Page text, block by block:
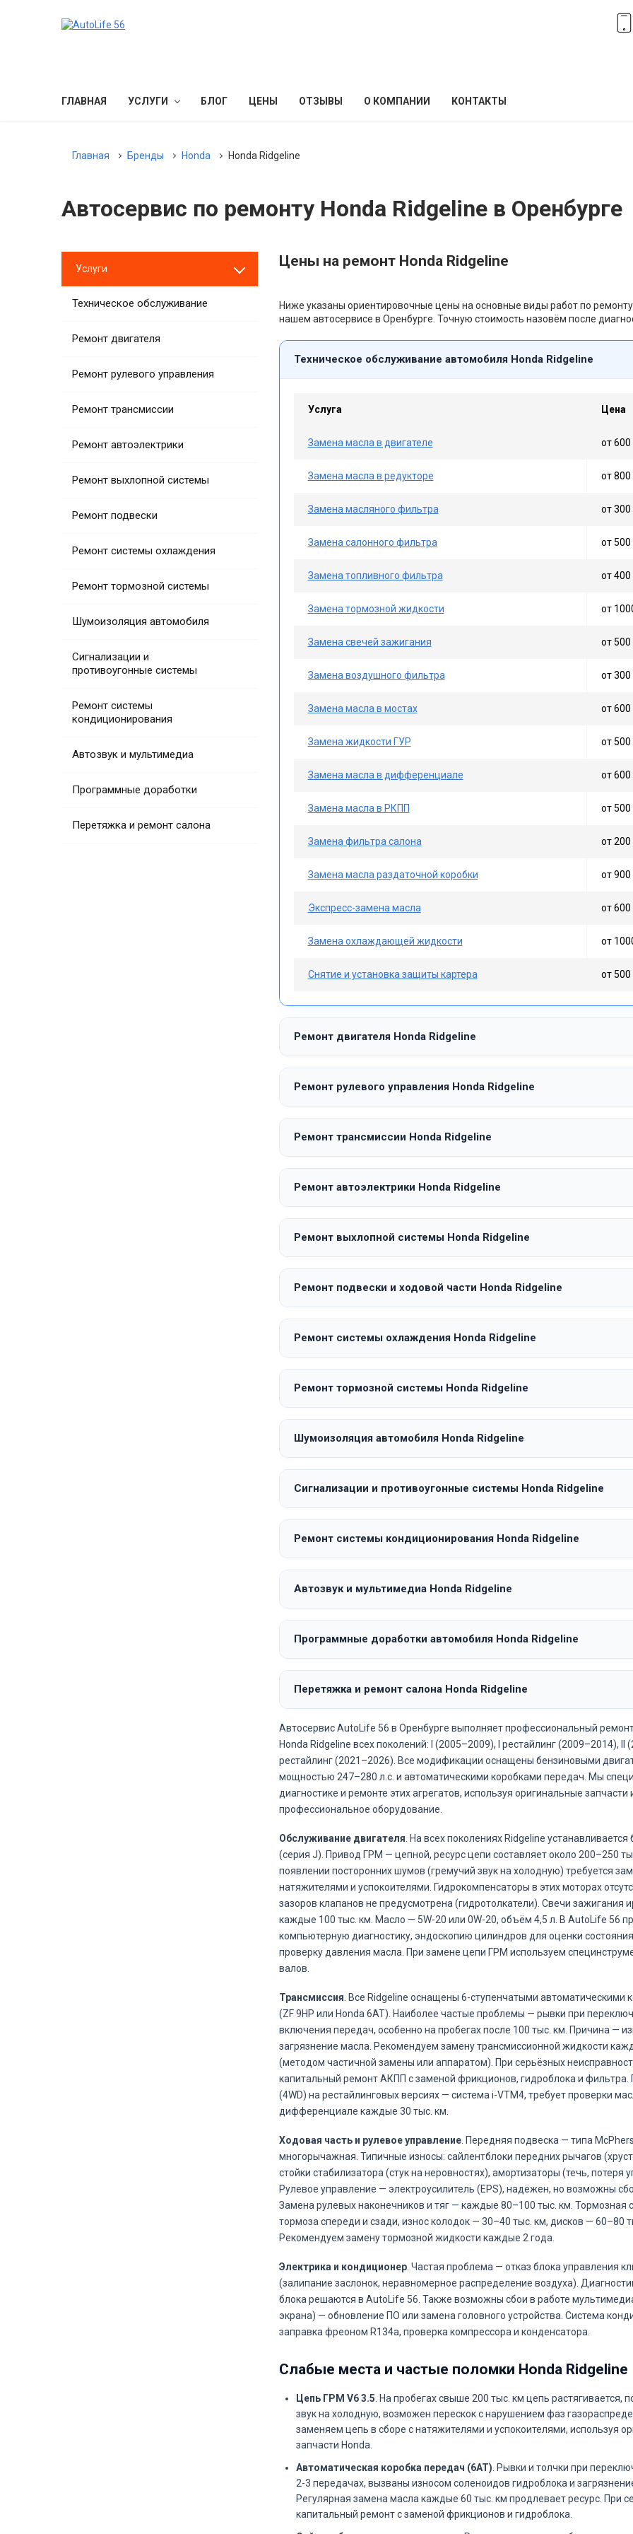
ГЛАВНАЯ УСЛУГИ БЛОГ ЦЕНЫ ОТЗЫВЫ О КОМПАНИИ КОНТАКТЫ
Главная Бренды Honda Honda Ridgeline
Автосервис по ремонту Honda Ridgeline в Оренбурге
Услуги
Техническое обслуживание
Ремонт двигателя
Ремонт рулевого управления
Ремонт трансмиссии
Ремонт автоэлектрики
Ремонт выхлопной системы
Ремонт подвески
Ремонт системы охлаждения
Ремонт тормозной системы
Шумоизоляция автомобиля
Сигнализации и
противоугонные системы
Ремонт системы
кондиционирования
Автозвук и мультимедиа
Программные доработки
Перетяжка и ремонт салона
Цены на ремонт Honda Ridgeline
Ниже указаны ориентировочные цены на основные виды работ по ремонту
нашем автосервисе в Оренбурге. Точную стоимость назовём после
Техническое обслуживание автомобиля Honda Ridgeline
Услуга Цена
Замена масла в двигателе от 600
Замена масла в редукторе от 800
Замена масляного фильтра от 300
Замена салонного фильтра от 500
Замена топливного фильтра от 400
Замена тормозной жидкости от
Замена свечей зажигания от 500
Замена воздушного фильтра от 300
Замена масла в мостах от 600
Замена жидкости ГУР от 500
Замена масла в дифференциале от 600
Замена масла в РКПП от 500
Замена фильтра салона от 200
Замена масла раздаточной коробки от 900
Экспресс-замена масла от 600
Замена охлаждающей жидкости от
Снятие и установка защиты картера от 500
Ремонт двигателя Honda Ridgeline
Ремонт рулевого управления Honda Ridgeline
Ремонт трансмиссии Honda Ridgeline
Ремонт автоэлектрики Honda Ridgeline
Ремонт выхлопной системы Honda Ridgeline
Ремонт подвески и ходовой части Honda Ridgeline
Ремонт системы охлаждения Honda Ridgeline
Ремонт тормозной системы Honda Ridgeline
Шумоизоляция автомобиля Honda Ridgeline
Сигнализации и противоугонные системы Honda Ridgeline
Ремонт системы кондиционирования Honda Ridgeline
Автозвук и мультимедиа Honda Ridgeline
Программные доработки автомобиля Honda Ridgeline
Перетяжка и ремонт салона Honda Ridgeline
Автосервис AutoLife 56 в Оренбурге выполняет профессиональный
Honda Ridgeline всех поколений: I (2005–2009), I рестайлинг (2009–2014), II
рестайлинг (2021–2026). Все модификации оснащены бензиновыми
мощностью 247–280 л.с. и автоматическими коробками передач. Мы
диагностике и ремонте этих агрегатов, используя оригинальные запчасти
профессиональное оборудование.
Обслуживание двигателя . На всех поколениях Ridgeline
(серия J). Привод ГРМ — цепной, ресурс цепи составляет около 200–250
появлении посторонних шумов (гремучий звук на холодную) требуется
натяжителями и успокоителями. Гидрокомпенсаторы в этих моторах
зазоров клапанов не предусмотрена (гидротолкатели). Свечи зажигания
каждые 100 тыс. км. Масло — 5W-20 или 0W-20, объём 4,5 л. В AutoLife 56
компьютерную диагностику, эндоскопию цилиндров для оценки
проверку давления масла. При замене цепи ГРМ используем
валов.
Трансмиссия . Все Ridgeline оснащены 6-ступенчатыми автоматическими
(ZF 9HP или Honda 6AT). Наиболее частые проблемы — рывки при
включения передач, особенно на пробегах после 100 тыс. км. Причина —
загрязнение масла. Рекомендуем замену трансмиссионной жидкости
(методом частичной замены или аппаратом). При серьёзных
капитальный ремонт АКПП с заменой фрикционов, гидроблока и
(4WD) на рестайлинговых версиях — система i-VTM4, требует проверки
дифференциале каждые 30 тыс. км.
Ходовая часть и рулевое управление. Передняя подвеска — типа
многорычажная. Типичные износы: сайлентблоки передних рычагов
стойки стабилизатора (стук на неровностях), амортизаторы (течь, потеря
Рулевое управление — электроусилитель (EPS), надёжен, но возможны
Замена рулевых наконечников и тяг — каждые 80–100 тыс. км. Тормозная
тормоза спереди и сзади, износ колодок — 30–40 тыс. км, дисков — 60–80
Рекомендуем замену тормозной жидкости каждые 2 года.
Электрика и кондиционер. Частая проблема — отказ блока управления
(залипание заслонок, неравномерное распределение воздуха).
блока решаются в AutoLife 56. Также возможны сбои в работе
экрана) — обновление ПО или замена головного устройства. Система
заправка фреоном R134a, проверка компрессора и конденсатора.
Слабые места и частые поломки Honda Ridgeline
Цепь ГРМ V6 3.5 . На пробегах свыше 200 тыс. км цепь растягивается,
звук на холодную, возможен перескок с нарушением фаз
заменяем цепь в сборе с натяжителями и успокоителями, используя
запчасти Honda.
Автоматическая коробка передач (6AT) . Рывки и толчки при
2-3 передачах, вызваны износом соленоидов гидроблока и
Регулярная замена масла каждые 60 тыс. км продлевает ресурс. При
капитальный ремонт с заменой фрикционов и гидроблока.